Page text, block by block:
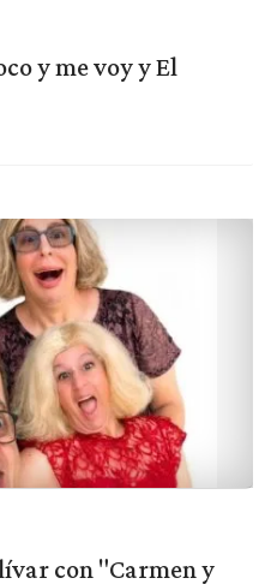
y me voy y El
con "Carmen y